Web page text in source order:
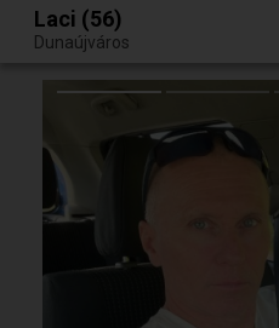
Egy jó randiból bármi lehet.
Laci (56)
Dunaújváros